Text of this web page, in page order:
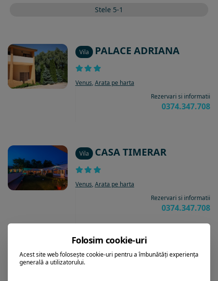
Stele 5-1
Vila PALACE ADRIANA
Venus, Arata pe harta
Rezervari si informatii
0374.347.708
Vila CASA TIMERAR
Venus, Arata pe harta
Rezervari si informatii
0374.347.708
Vila MIOARA
Folosim cookie-uri
Acest site web folosește cookie-uri pentru a îmbunătăți experiența
generală a utilizatorului.